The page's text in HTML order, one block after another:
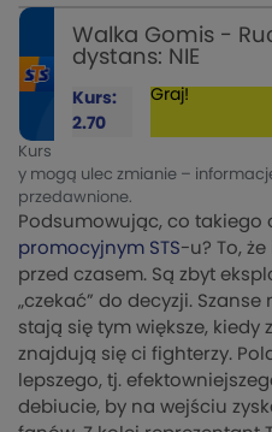
Walka Gomis -
dystans: NIE
Kurs:
2.70
Graj!
Kurs
y mogą ulec zmianie –
przedawnione.
Podsumowując, co takiego
promocyjnym STS-u? To,
przed czasem. Są zbyt
„czekać” do decyzji.
stają się tym większe, kiedy
znajdują się ci fighterzy.
lepszego, tj.
debiucie, by na wejściu